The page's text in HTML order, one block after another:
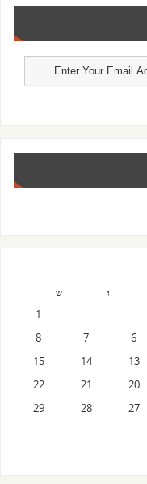
ו ש
1
6
7
8
13
14
15
20
21
22
27
28
29